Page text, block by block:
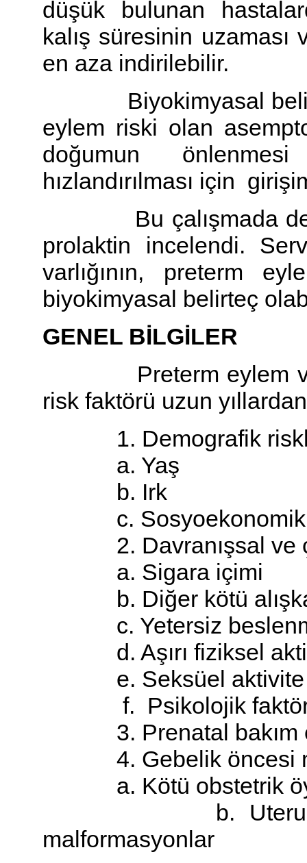
düşük bulunan
kalış süresinin
en aza indirilebilir.
Biyokimyasal
eylem riski olan
doğumun
hızlandırılması için
Bu çalışmada
prolaktin incelendi.
varlığının, preterm
biyokimyasal belirteç
GENEL BİLGİLER
Preterm eylem ve
risk faktörü uzun
1. Demografik
a. Yaş
b. Irk
c. Sosyoekonomik
2. Davranışsal ve
a. Sigara içimi
b. Diğer kötü
c. Yetersiz
d. Aşırı fiziksel
e. Seksüel aktivite
f. Psikolojik
3. Prenatal bakım
4. Gebelik öncesi
a. Kötü obstetrik
b. Uterusa ait
malformasyonlar